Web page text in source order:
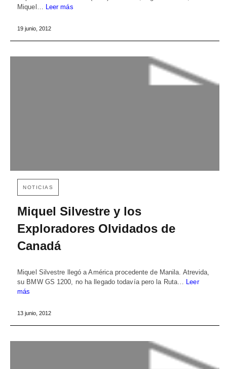
Miquel… Leer más
19 junio, 2012
NOTICIAS
Miquel Silvestre y los
Exploradores Olvidados de
Canadá
Miquel Silvestre llegó a América procedente de Manila. Atrevida,
su BMW GS 1200, no ha llegado todavía pero la Ruta… Leer
más
13 junio, 2012